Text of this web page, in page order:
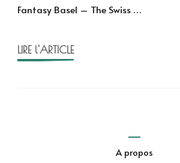
Fantasy Basel – The Swiss …
LIRE l'ARTICLE
A propos